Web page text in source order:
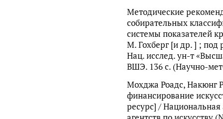
Методические
собирательных
системы показателей
М. Гохберг [и др. ] ; под
Нац. исслед. ун-т
ВШЭ. 136 с. (Научно-
Мохджа Роадс, Накюнг
финансирование
ресурс] / Национальная